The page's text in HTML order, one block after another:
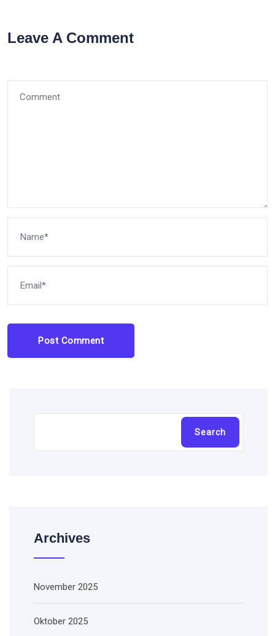
Leave A Comment
Post Comment
Cari
Search
Archives
November 2025
Oktober 2025